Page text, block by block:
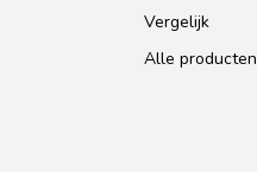
Vergelijk
Alle producten